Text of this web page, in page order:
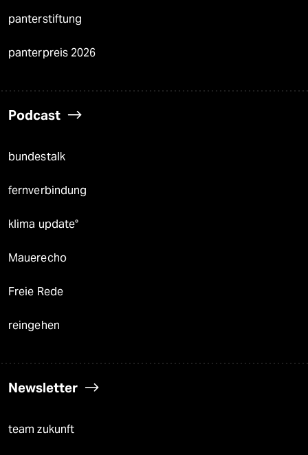
panterstiftung
panterpreis 2026
Podcast
bundestalk
fernverbindung
klima update°
Mauerecho
Freie Rede
reingehen
Newsletter
team zukunft